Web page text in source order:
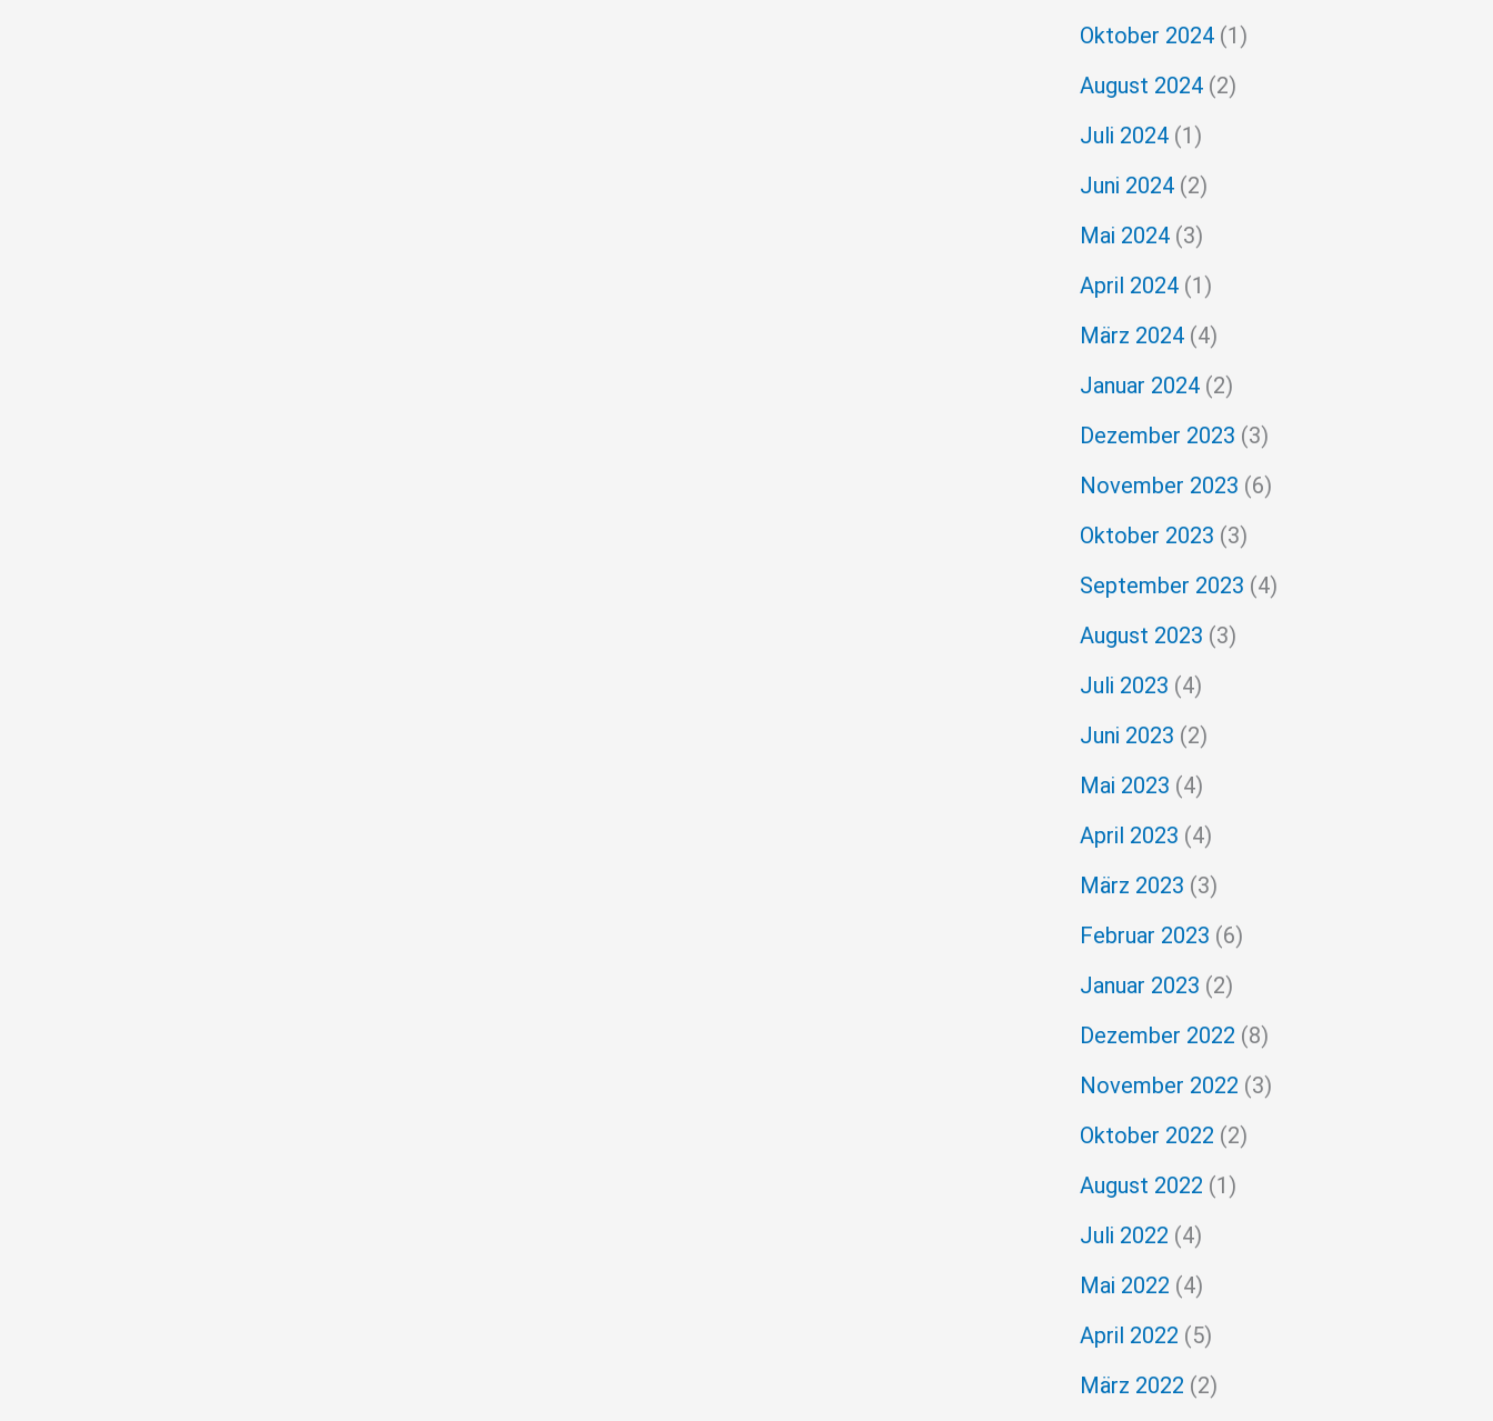
Oktober 2024 (1)
August 2024 (2)
Juli 2024 (1)
Juni 2024 (2)
Mai 2024 (3)
April 2024 (1)
März 2024 (4)
Januar 2024 (2)
Dezember 2023 (3)
November 2023 (6)
Oktober 2023 (3)
September 2023 (4)
August 2023 (3)
Juli 2023 (4)
Juni 2023 (2)
Mai 2023 (4)
April 2023 (4)
März 2023 (3)
Februar 2023 (6)
Januar 2023 (2)
Dezember 2022 (8)
November 2022 (3)
Oktober 2022 (2)
August 2022 (1)
Juli 2022 (4)
Mai 2022 (4)
April 2022 (5)
März 2022 (2)